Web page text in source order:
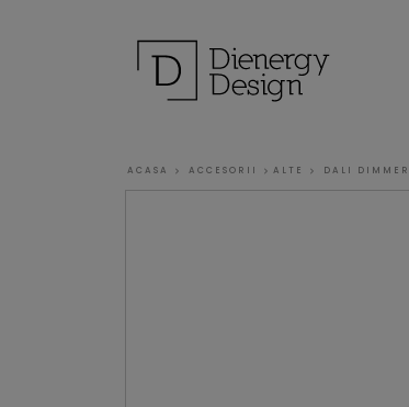
ACASA ACCESORII ALTE DALI